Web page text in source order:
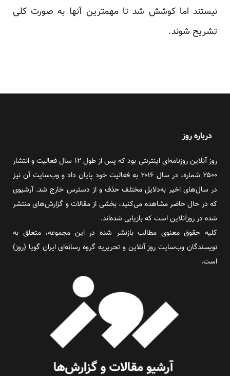
نیستند اما کوشش شد تا مهمترین آنها به صورت کلی
تشریح شوند.
درباره روز
روز آنلاین روزنامه‌ای اینترنتی بود که پس از طول ۱۲ سال فعالیت و انتشار
۲۵۰۰ شماره، در سال ۲۰۱۶ به فعالیت خود پایان داد و وب‌سایت آن نیز
در سال‌های اخیر به‌دلایل مختلف حذف و از دسترس خارج شد. آرشیوی
که در حال حاضر مشاهده می‌کنید، بخشی از مقالات و گزارش‌های منتشر
شده در روزآنلاین است که بازیابی شده‌اند.
کلیه حقوق معنوی مطالب بازنشر شده در این مجموعه، متعلق به
نویسندگان وب‌سایت روز آنلاین و تحریریه گروه رسانه‌ای ایران گویا (روز)
است.